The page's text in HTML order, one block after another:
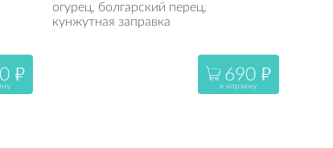
"
огурец, болгарский перец,
кунжутная заправка
690 "
в корзину